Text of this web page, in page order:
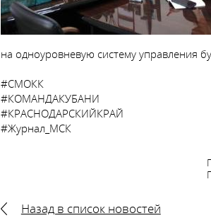
на одноуровневую систему управления
#СМОКК
#КОМАНДАКУБАНИ
#КРАСНОДАРСКИЙКРАЙ
#Журнал_МСК
Назад в список новостей